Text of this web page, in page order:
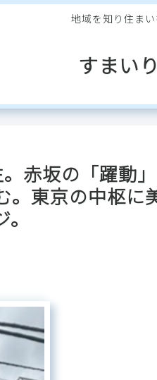
地域を知り住ま
すまい
赤坂の「躍動
。東京の中枢に